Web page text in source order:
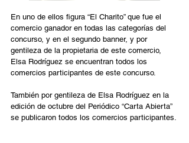
En uno de ellos figura “El Charito” que fue el
comercio ganador en todas las categorías del
concurso, y en el segundo banner, y por
gentileza de la propietaria de este comercio,
Elsa Rodríguez se encuentran todos los
comercios participantes de este concurso.
También por gentileza de Elsa Rodríguez en la
edición de octubre del Periódico “Carta Abierta”
se publicaron todos los comercios participantes.